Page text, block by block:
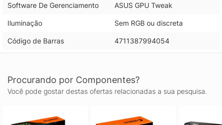
Software De Gerenciamento ASUS GPU Tweak
Iluminação Sem RGB ou discreta
Código de Barras 4711387994054
Procurando por Componentes?
Você pode gostar destas ofertas relacionadas a sua pesquisa.